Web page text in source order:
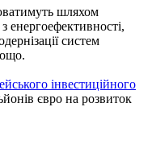
шляхом
енергоефективності,
систем
інвестиційного
євро на розвиток